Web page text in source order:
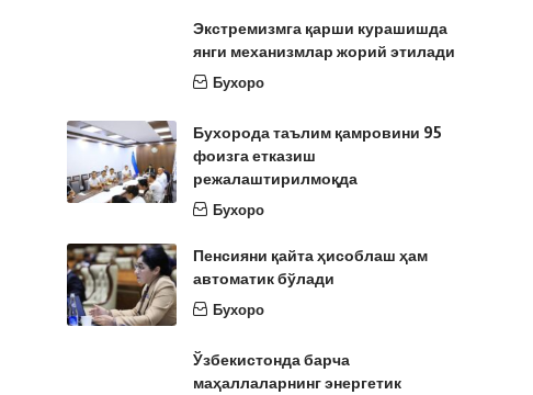
Экстремизмга қарши курашишда
янги механизмлар жорий этилади
Бухоро
Бухорода таълим қамровини 95
фоизга етказиш
режалаштирилмоқда
Бухоро
Пенсияни қайта ҳисоблаш ҳам
автоматик бўлади
Бухоро
Ўзбекистонда барча
маҳаллаларнинг энергетик